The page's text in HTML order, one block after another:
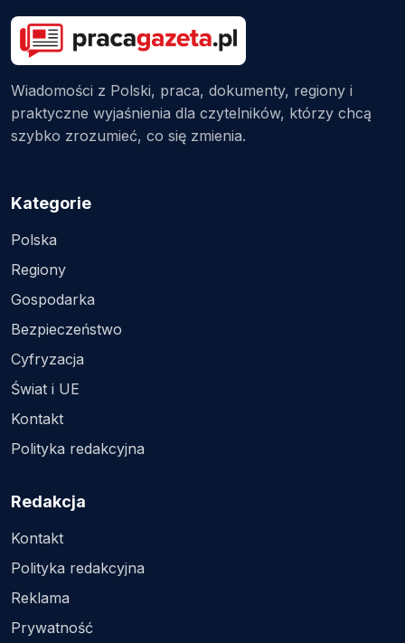
Wiadomości z Polski, praca, dokumenty, regiony i
praktyczne wyjaśnienia dla czytelników, którzy chcą
szybko zrozumieć, co się zmienia.
Kategorie
Polska
Regiony
Gospodarka
Bezpieczeństwo
Cyfryzacja
Świat i UE
Kontakt
Polityka redakcyjna
Redakcja
Kontakt
Polityka redakcyjna
Reklama
Prywatność